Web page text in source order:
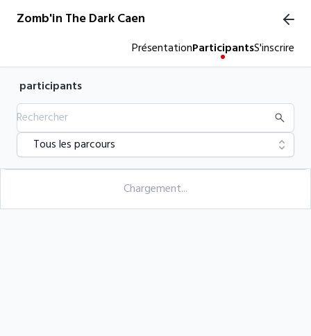
Zomb'in The Dark Caen
PrésentationParticipantsS'inscrire
participants
Tous les parcours
Chargement...